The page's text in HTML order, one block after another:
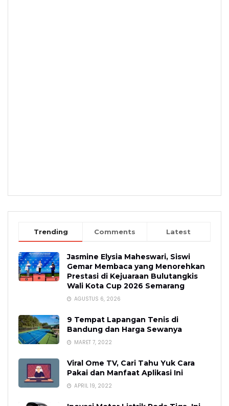
Trending Comments Latest
Jasmine Elysia Maheswari, Siswi
Gemar Membaca yang Menorehkan
Prestasi di Kejuaraan Bulutangkis
Wali Kota Cup 2026 Semarang
AGUSTUS 6, 2026
9 Tempat Lapangan Tenis di
Bandung dan Harga Sewanya
MARET 7, 2022
Viral Ome TV, Cari Tahu Yuk Cara
Pakai dan Manfaat Aplikasi Ini
APRIL 19, 2022